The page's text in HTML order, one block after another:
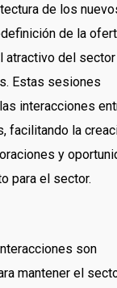
de los
de la
atractivo del sector
Estas sesiones
interacciones
facilitando la
y
para el sector.
son
mantener el